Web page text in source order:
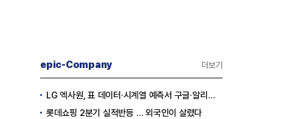
epic-Company 더보기
LG 엑사원, 표 데이터·시계열 예측서 구글·알리바바 제쳤다
롯데쇼핑 2분기 실적반등 … 외국인이 살렸다